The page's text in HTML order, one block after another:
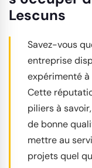
Lescuns
Savez-vous
entreprise
expérimenté à
Cette
piliers à
de bonne
mettre au
projets quel